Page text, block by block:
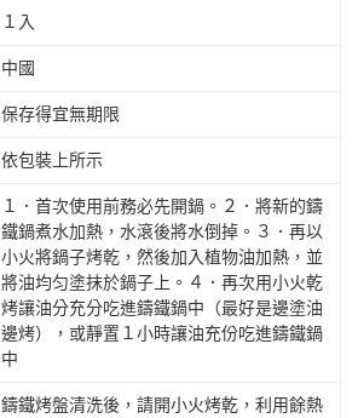
１入
中國
保存得宜無期限
依包裝上所示
１．首次使用前務必先開鍋。２．將新的鑄
鐵鍋煮水加熱，水滾後將水倒掉。３．再以
小火將鍋子烤乾，然後加入植物油加熱，並
將油均匀塗抹於鍋子上。４．再次用小火乾
烤讓油分充分吃進鑄鐵鍋中（最好是邊塗油
邊烤），或靜置１小時讓油充份吃進鑄鐵鍋
中
鑄鐵烤盤清洗後，請開小火烤乾，利用餘熱